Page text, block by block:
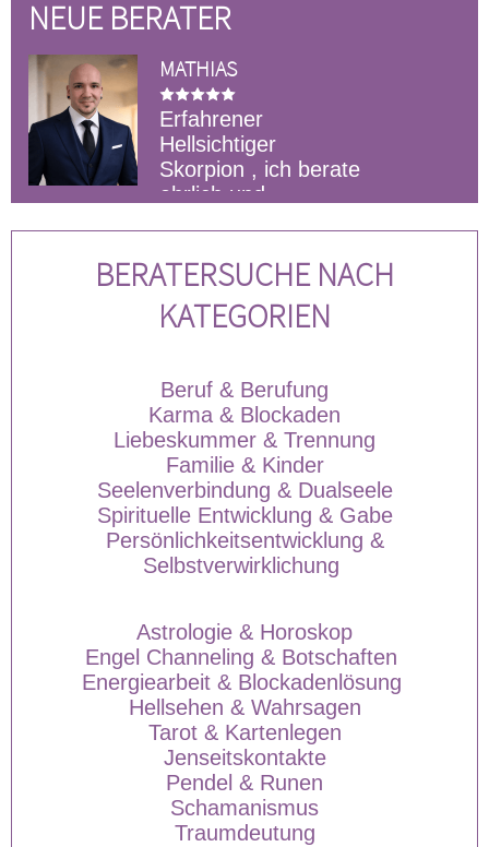
NEUE BERATER
MATHIAS
Erfahrener
Hellsichtiger
Skorpion , ich berate
ehrlich und
mich auf Deinen Anruf ❤ Email
und klar
BERATERSUCHE NACH
KATEGORIEN
Beruf & Berufung
Karma & Blockaden
Liebeskummer & Trennung
Familie & Kinder
Seelenverbindung & Dualseele
Spirituelle Entwicklung & Gabe
Persönlichkeitsentwicklung &
Selbstverwirklichung
Astrologie & Horoskop
Engel Channeling & Botschaften
Energiearbeit & Blockadenlösung
Hellsehen & Wahrsagen
Tarot & Kartenlegen
Jenseitskontakte
Pendel & Runen
Schamanismus
Traumdeutung